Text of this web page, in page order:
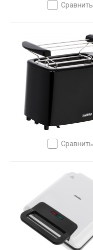
сравнить
сравнить